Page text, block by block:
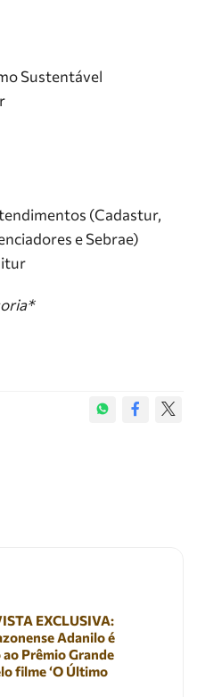
Sustentável
(Cadastur,
e Sebrae)
EXCLUSIVA:
Adanilo é
Prêmio Grande
filme ‘O Último